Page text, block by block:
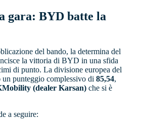
gara: BYD batte la
del bando, la determina del
la vittoria di BYD in una sfida
di punto. La divisione europea del
un punteggio complessivo di 85,54,
(dealer Karsan) che si è
a seguire: